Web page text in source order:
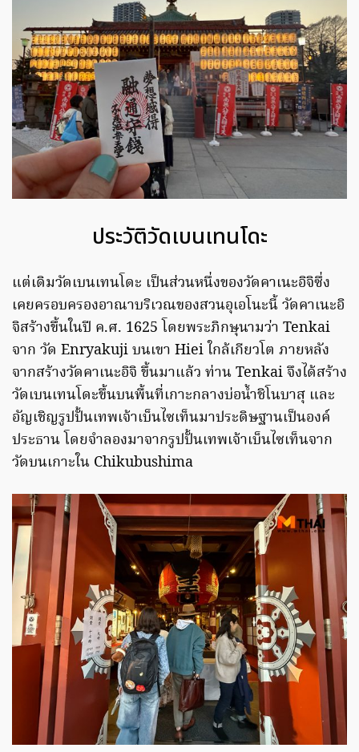
ประวัติวัดเบนเทนโดะ
แต่เดิมวัดเบนเทนโดะ เป็นส่วนหนึ่งของวัดคาเนะอิจิซึ่ง
เคยครอบครองอาณาบริเวณของสวนอุเอโนะนี้ วัดคาเนะอิ
จิสร้างขึ้นในปี ค.ศ. 1625 โดยพระภิกษุนามว่า Tenkai
จาก วัด Enryakuji บนเขา Hiei ใกล้เกียวโต ภายหลัง
จากสร้างวัดคาเนะอิจิ ขึ้นมาแล้ว ท่าน Tenkai จึงได้สร้าง
วัดเบนเทนโดะขึ้นบนพื้นที่เกาะกลางบ่อน้ำชิโนบาสุ และ
อัญเชิญรูปปั้นเทพเจ้าเบ็นไซเท็นมาประดิษฐานเป็นองค์
ประธาน โดยจำลองมาจากรูปปั้นเทพเจ้าเบ็นไซเท็นจาก
วัดบนเกาะใน Chikubushima